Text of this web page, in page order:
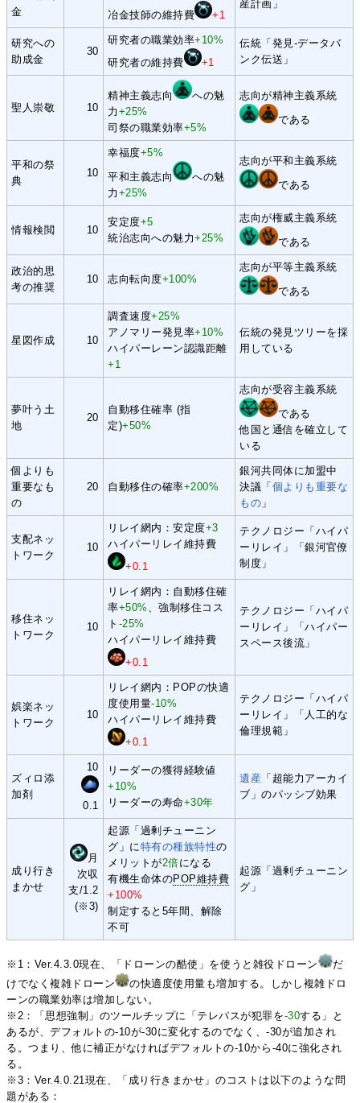
金
冶金技師の維持費
+1
産計画」
研究への
助成金
30
研究者の職業効率+10%
研究者の維持費
+1
伝統「発見-データバ
ンク伝送」
聖人崇敬 10
精神主義志向
への魅
力 +25%
司祭の職業効率+5%
志向が精神主義系統
である
平和の祭
典
10
幸福度+5%
平和主義志向
への魅
力 +25%
志向が平和主義系統
である
情報検閲 10
安定度+5
統治志向への魅力+25%
志向が権威主義系統
である
政治的思
考の推奨
10 志向転向度+100%
志向が平等主義系統
である
星図作成 10
調査速度+25%
アノマリー発見率+10%
ハイパーレーン認識距離
+1
伝統の発見ツリーを採
用している
夢叶う土
地
20
自動移住確率 (指
定)+50%
志向が受容主義系統
である
他国と通信を確立して
いる
個よりも
重要なも
の
20 自動移住の確率+200%
銀河共同体に加盟中
決議「 個よりも重要な
もの 」
支配ネッ
トワーク
10
リレイ網内：安定度+3
ハイパーリレイ維持費
+0.1
テクノロジー「ハイパ
ーリレイ」「銀河官僚
制度」
移住ネッ
トワーク
10
リレイ網内：自動移住確
率+50% 、強制移住コス
ト -25%
ハイパーリレイ維持費
+0.1
テクノロジー「ハイパ
ーリレイ」「ハイパー
スペース後流」
娯楽ネッ
トワーク
10
リレイ網内：POPの快適
度使用量-10%
ハイパーリレイ維持費
+0.1
テクノロジー「ハイパ
ーリレイ」「人工的な
倫理規範」
ズィロ添
加剤
10
0.1
リーダーの獲得経験値
+10%
リーダーの寿命+30年
遺産 「超能力アーカイ
ブ」のパッシブ効果
成り行き
まかせ
月
次収
支/1.2
(※3)
起源「過剰チューニン
グ」に特有の種族特性の
メリットが2倍になる
有機生命体のPOP維持費
+100%
制定すると5年間、解除
不可
起源「過剰チューニン
グ」
※1：Ver.4.3.0現在、「ドローンの酷使」を使うと雑役ドローン
だ
けでなく複雑ドローン
の快適度使用量も増加する。しかし複雑ドロ
ーンの職業効率は増加しない。
※2：「思想強制」のツールチップに「テレパスが犯罪を-30する」と
あるが、デフォルトの-10が-30に変化するのでなく、-30が追加され
る。つまり、他に補正がなければデフォルトの-10から-40に強化され
る。
※3：Ver.4.0.21現在、「成り行きまかせ」のコストは以下のような問
題がある：